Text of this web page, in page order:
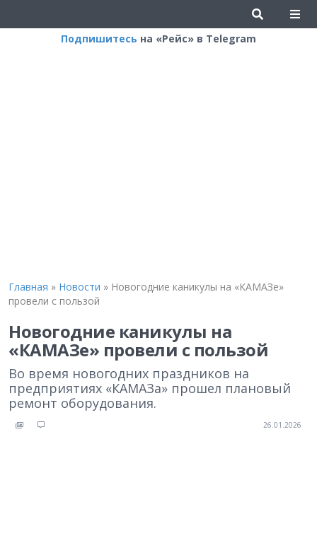
Подпишитесь на «Рейс» в Telegram
Главная » Новости » Новогодние каникулы на «КАМАЗе»
провели с пользой
Новогодние каникулы на
«КАМАЗе» провели с пользой
Во время новогодних праздников на
предприятиях «КАМАЗа» прошел плановый
ремонт оборудования.
26.01.2026